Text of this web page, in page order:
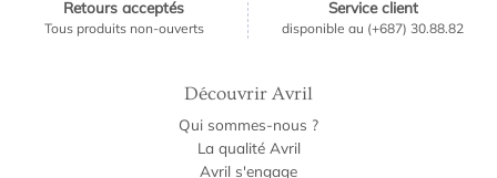
Retours acceptés
Tous produits non-ouverts
Service client
disponible au (+687) 30.88.82
Découvrir Avril
Qui sommes-nous ?
La qualité Avril
Avril s'engage